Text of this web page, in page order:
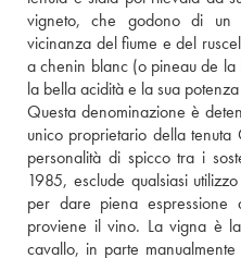
vigneto, che godono di un
vicinanza del fiume e del
a chenin blanc (o pineau de
la bella acidità e la sua
Questa denominazione è
unico proprietario della tenuta
personalità di spicco tra i
1985, esclude qualsiasi
per dare piena espressione
proviene il vino. La vigna è
cavallo, in parte